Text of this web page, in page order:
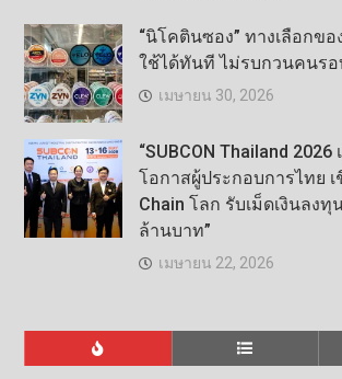
“นิโคตินซอง” ทางเลือกข
ใช้ได้ทันที ไม่รบกวนคนรอ
เมษายน 30, 2026
“SUBCON Thailand
โอกาสผู้ประกอบการไทย
Chain โลก รับเม็ดเงินลง
ล้านบาท”
เมษายน 22, 2026